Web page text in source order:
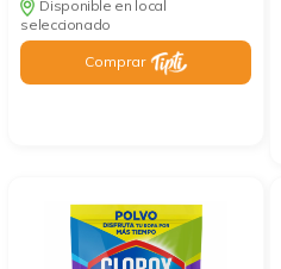
Disponible en local
seleccionado
Comprar